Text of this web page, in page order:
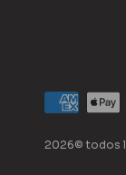
2026© todos